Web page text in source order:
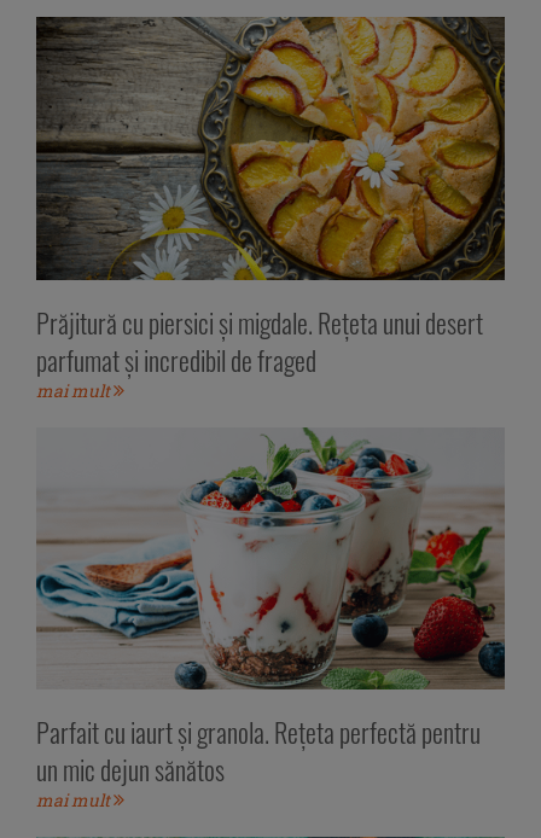
Prăjitură cu piersici și migdale. Rețeta unui desert
parfumat și incredibil de fraged
mai mult
Parfait cu iaurt și granola. Rețeta perfectă pentru
un mic dejun sănătos
mai mult